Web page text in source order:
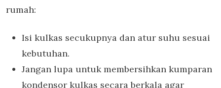
rumah:
Isi kulkas secukupnya dan atur suhu sesuai
kebutuhan.
Jangan lupa untuk membersihkan kumparan
kondensor kulkas secara berkala agar